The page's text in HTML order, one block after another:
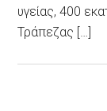
υγείας, 400
Τράπεζας […]